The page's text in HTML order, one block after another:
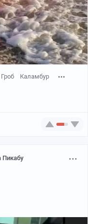
Гроб Каламбур
Пикабу